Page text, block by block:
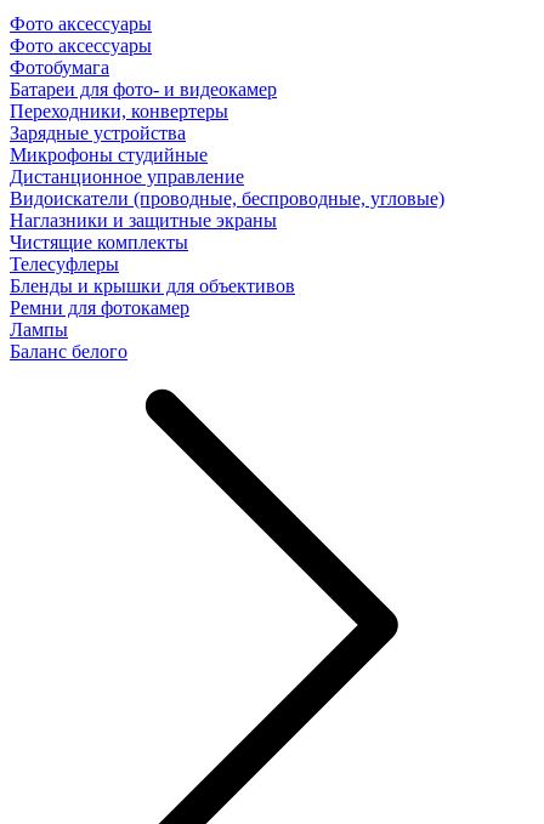
Фото аксессуары
Фото аксессуары
Фотобумага
Батареи для фото- и видеокамер
Переходники, конвертеры
Зарядные устройства
Микрофоны студийные
Дистанционное управление
Видоискатели (проводные, беспроводные, угловые)
Наглазники и защитные экраны
Чистящие комплекты
Телесуфлеры
Бленды и крышки для объективов
Ремни для фотокамер
Лампы
Баланс белого